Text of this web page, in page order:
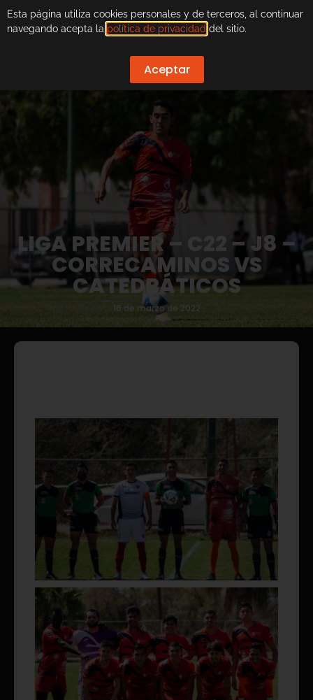
LIGA PREMIER – C22 – J8 –
CORRECAMINOS VS
CATEDRÁTICOS
16 de marzo de 2022
Esta página utiliza cookies personales y de terceros, al continuar
navegando acepta la política de privacidad del sitio.
Aceptar